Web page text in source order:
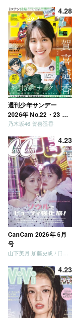
4.28
週刊少年サンデー
2026年 No.22・23 合
併号
乃木坂46 賀喜遥香
4.23
CanCam 2026年 6月
号
4.23